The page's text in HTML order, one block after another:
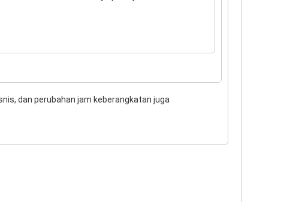
dan perubahan jam keberangkatan juga